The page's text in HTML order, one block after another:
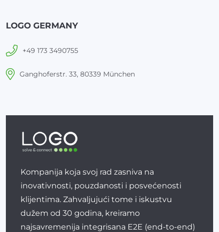
LOGO GERMANY
+49 173 3490755
Ganghoferstr. 33, 80339 München
Kompanija koja svoj rad zasniva na
inovativnosti, pouzdanosti i posvećenosti
klijentima. Zahvaljujući tome i iskustvu
dužem od 30 godina, kreiramo
najsavremenija integrisana E2E (end-to-end)